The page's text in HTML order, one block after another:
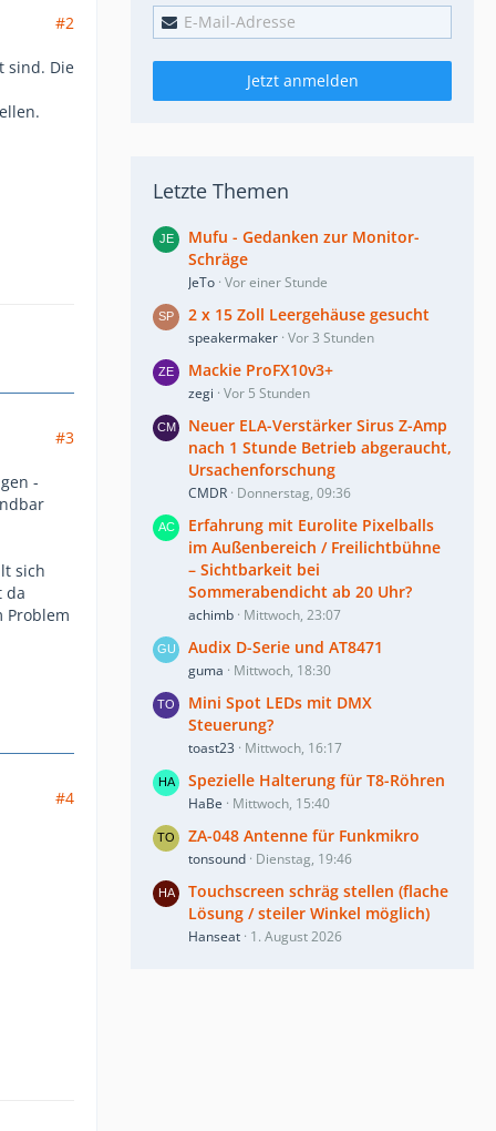
#2
sind. Die
#3
-
sich
da
Problem
#4
Jetzt anmelden
Letzte Themen
Mufu - Gedanken zur Monitor-
Schräge
JeTo Vor einer Stunde
2 x 15 Zoll Leergehäuse gesucht
speakermaker Vor 3 Stunden
Mackie ProFX10v3+
zegi Vor 5 Stunden
Neuer ELA-Verstärker Sirus Z-Amp
nach 1 Stunde Betrieb abgeraucht,
Ursachenforschung
CMDR Donnerstag, 09:36
Erfahrung mit Eurolite Pixelballs
im Außenbereich / Freilichtbühne
– Sichtbarkeit bei
Sommerabendicht ab 20 Uhr?
achimb Mittwoch, 23:07
Audix D-Serie und AT8471
guma Mittwoch, 18:30
Mini Spot LEDs mit DMX
Steuerung?
toast23 Mittwoch, 16:17
Spezielle Halterung für T8-Röhren
HaBe Mittwoch, 15:40
ZA-048 Antenne für Funkmikro
tonsound Dienstag, 19:46
Touchscreen schräg stellen (flache
Lösung / steiler Winkel möglich)
Hanseat 1. August 2026